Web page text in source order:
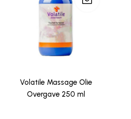
Volatile Massage Olie
Overgave 250 ml